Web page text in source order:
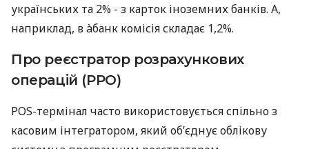
українських та 2% - з карток іноземних банків. А,
наприклад, в àбанк комісія складає 1,2%.
Про реєстратор розрахункових
операцій (РРО)
POS-термінал часто використовується спільно з
касовим інтегратором, який об’єднує облікову